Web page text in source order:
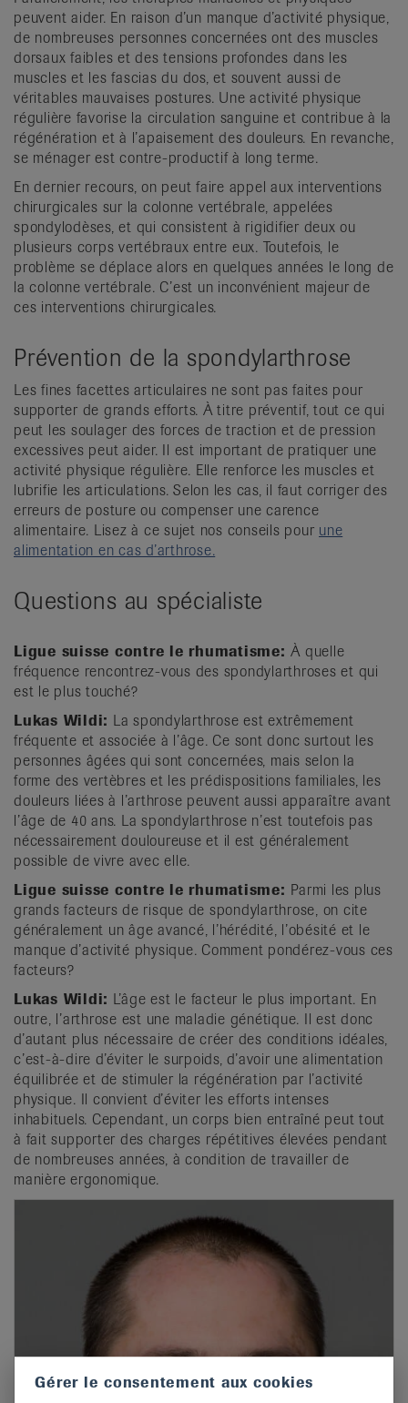
peuvent aider. En raison d’un manque d’activité physique,
de nombreuses personnes concernées ont des muscles
dorsaux faibles et des tensions profondes dans les
muscles et les fascias du dos, et souvent aussi de
véritables mauvaises postures. Une activité physique
régulière favorise la circulation sanguine et contribue à la
régénération et à l’apaisement des douleurs. En revanche,
se ménager est contre-productif à long terme.
En dernier recours, on peut faire appel aux interventions
chirurgicales sur la colonne vertébrale, appelées
spondylodèses, et qui consistent à rigidifier deux ou
plusieurs corps vertébraux entre eux. Toutefois, le
problème se déplace alors en quelques années le long de
la colonne vertébrale. C’est un inconvénient majeur de
ces interventions chirurgicales.
Prévention de la spondylarthrose
Les fines facettes articulaires ne sont pas faites pour
supporter de grands efforts. À titre préventif, tout ce qui
peut les soulager des forces de traction et de pression
excessives peut aider. Il est important de pratiquer une
activité physique régulière. Elle renforce les muscles et
lubrifie les articulations. Selon les cas, il faut corriger des
erreurs de posture ou compenser une carence
alimentaire. Lisez à ce sujet nos conseils pour une
alimentation en cas d’arthrose.
Questions au spécialiste
Ligue suisse contre le rhumatisme:À quelle
fréquence rencontrez-vous des spondylarthroses et qui
est le plus touché?
Lukas Wildi: La spondylarthrose est extrêmement
fréquente et associée à l’âge. Ce sont donc surtout les
personnes âgées qui sont concernées, mais selon la
forme des vertèbres et les prédispositions familiales, les
douleurs liées à l’arthrose peuvent aussi apparaître avant
l’âge de 40 ans. La spondylarthrose n’est toutefois pas
nécessairement douloureuse et il est généralement
possible de vivre avec elle.
Ligue suisse contre le rhumatisme: Parmi les plus
grands facteurs de risque de spondylarthrose, on cite
généralement un âge avancé, l’hérédité, l’obésité et le
manque d’activité physique. Comment pondérez-vous ces
facteurs?
Lukas Wildi: L’âge est le facteur le plus important. En
outre, l’arthrose est une maladie génétique. Il est donc
d’autant plus nécessaire de créer des conditions idéales,
c’est-à-dire d’éviter le surpoids, d’avoir une alimentation
équilibrée et de stimuler la régénération par l’activité
physique. Il convient d’éviter les efforts intenses
inhabituels. Cependant, un corps bien entraîné peut tout
à fait supporter des charges répétitives élevées pendant
de nombreuses années, à condition de travailler de
manière ergonomique.
Gérer le consentement aux cookies